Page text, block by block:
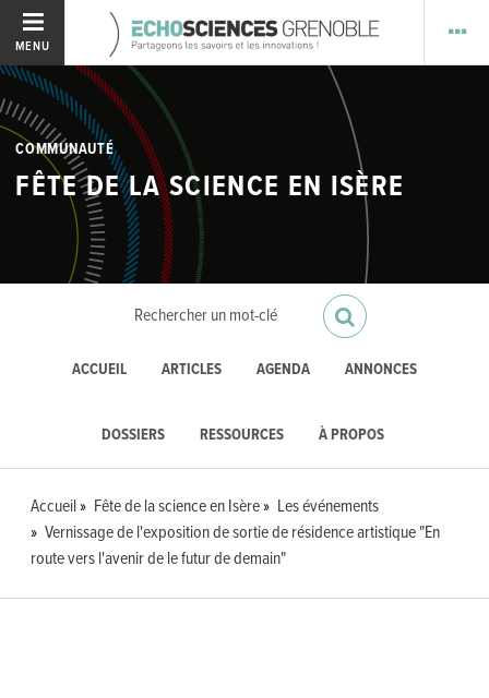
MENU
COMMUNAUTÉ
FÊTE DE LA SCIENCE EN ISÈRE
ACCUEIL ARTICLES AGENDA ANNONCES
DOSSIERS RESSOURCES À PROPOS
Accueil Fête de la science en Isère
Les événements
Vernissage de l'exposition de sortie de résidence artistique "En
route vers l'avenir de le futur de demain"